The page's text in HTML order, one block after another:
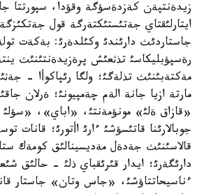
زيدةنتپةن كةزدةسؤگة وقؤدا، سپورتتا
ايتارلئقتاي جةتئستئكتةرگة قول
جاستاردئث دارئندئ وكئلدةرئ: بةكةت
رةسپؤبليكاسئ تذثعئش پرةزيدةنتئنئث
مةكتةبئنئث تذلةگئ؛ ولگا رئپاكوأا -
مارتة ازيا جانة الةم چةمپيونئ؛ ةرلان
«قازاق ةلئ» مونؤمةنتئ، «اباي»، «سؤلئ
جوبالارئنا قاتئسؤشئ ءارئ اأتورئ؛ قانات
قالاسئنئث جةدةل مةديسينالئق كومةك
دارئگةرئ؛ ايدار قئرئقباي ذلئ - حالئق
ءناسيحاتتاؤشئ، «جاس وتان» جاستار